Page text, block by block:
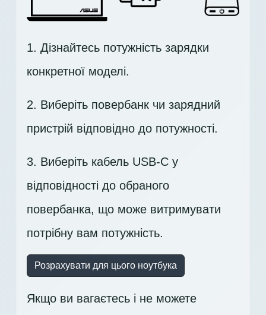
1. Дізнайтесь потужність зарядки
конкретної моделі.
2. Виберіть повербанк чи зарядний
пристрій відповідно до потужності.
3. Виберіть кабель USB-C у
відповідності до обраного
повербанка, що може витримувати
потрібну вам потужність.
Розрахувати для цього ноутбука
Якщо ви вагаєтесь і не можете